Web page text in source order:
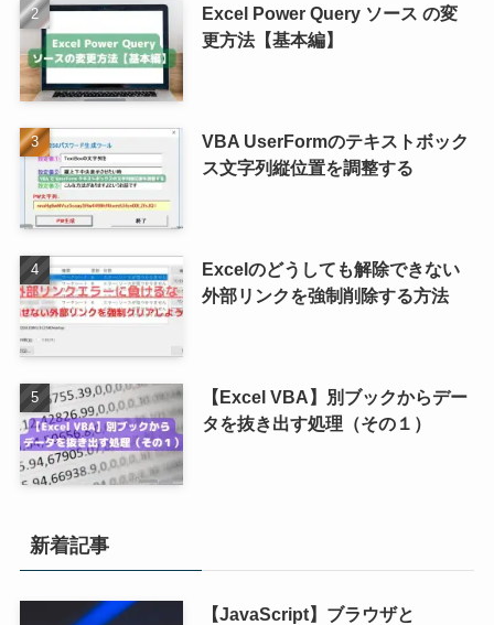
Excel Power Query ソース の変
更方法【基本編】
VBA UserFormのテキストボック
ス文字列縦位置を調整する
Excelのどうしても解除できない
外部リンクを強制削除する方法
【Excel VBA】別ブックからデー
タを抜き出す処理（その１）
新着記事
【JavaScript】ブラウザと